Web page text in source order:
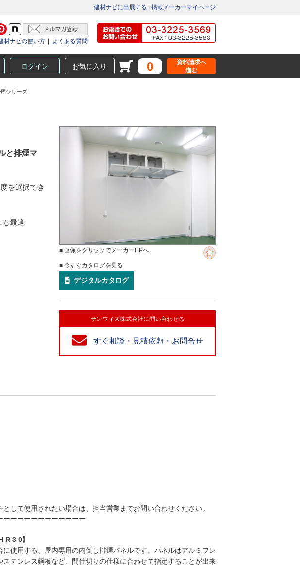
建材ナビに出展する 掲載メーカーマイページ
材ナビの使い方 よくある質問
ログイン お気に入り 0
資料請求へ
進む
シリーズ
と排煙マ
を選択でき
も最適
■ 画像をクリックでメーカーHPへ
■ 今すぐカタログを見る
デジタルカタログ
サンワイズ株式会社に問い合わせる
すぐ相談・見積依頼・お問合せ
して使用されたい場合は、担当営業までお問い合わせください。
ーーーーーーーーーーーー
R 3 0】
使用する、屋内専用の内倒し排煙パネルです。パネルはアルミフレ
テンレス鋼板など、間仕切りの仕様に合わせて指定することが出来